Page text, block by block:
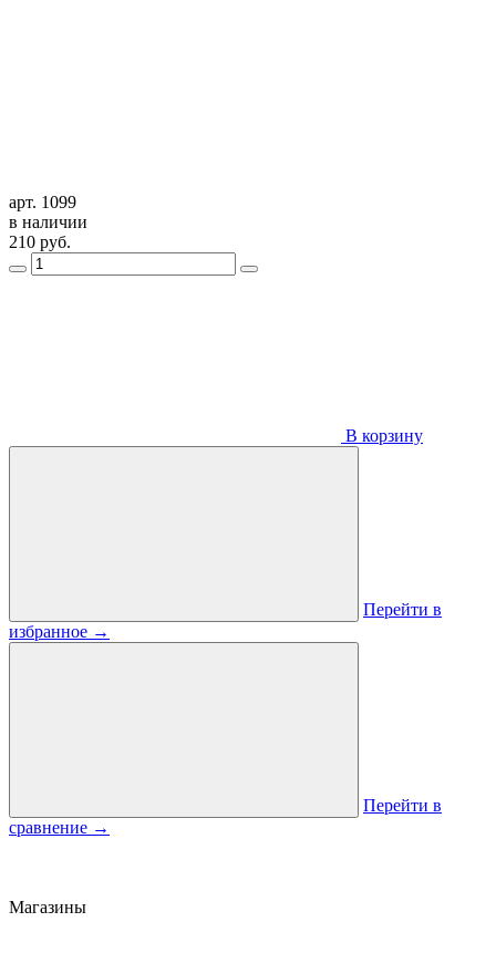
арт. 1099
в наличии
210 руб.
В корзину
Перейти в
избранное →
Перейти в
сравнение →
Магазины